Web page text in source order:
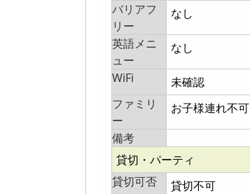
バリアフ
リー
なし
英語メニ
ュー
なし
WiFi
未確認
ファミリ
ー
お子様連れ不可
備考
貸切・パーティ
貸切可否
貸切不可